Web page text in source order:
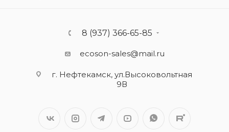
8 (937) 366-65-85
ecoson-sales@mail.ru
г. Нефтекамск, ул.Высоковольтная
9В